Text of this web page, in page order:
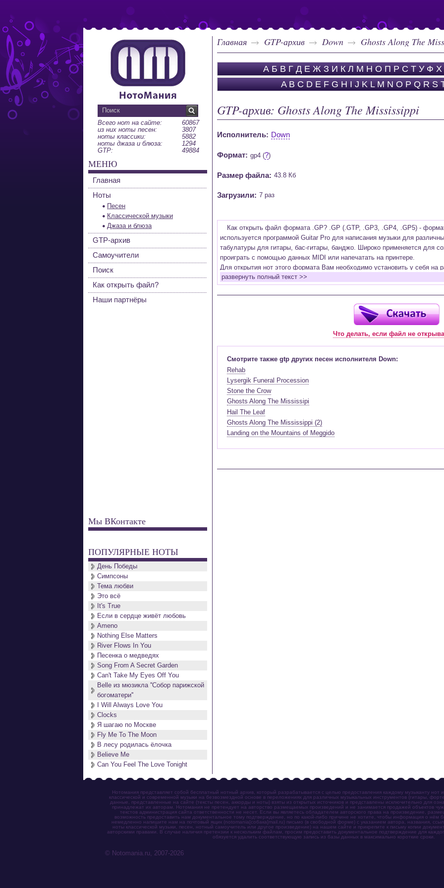
Главная GTP-архив Down Ghosts Along The
А Б В Г Д Е Ж З И К Л М Н О П Р С Т У Ф Х
A B C D E F G H I J K L M N O P Q R S
GTP-архив: Ghosts Along The Mississippi
Исполнитель: Down
Формат: gp4 (?)
Размер файла: 43.8 Кб
Загрузили: 7 раз
Как открыть файл формата .GP? .GP (.GTP, .GP3, .GP4, .GP5) -
используется программой Guitar Pro для написания музыки для
табулатуры для гитары, бас-гитары, банджо. Широко применяется для
проиграть с помощью данных MIDI или напечатать на принтере.
Для открытия нот этого формата Вам необходимо установить у себя на
(желательно, последней версии). Скачать её можно с официального
бесплатную версию на руском языке (Найти).
Запись музыкальных произведений для гитары, бас-гитары, банджо и
в виде табулатур или нотной графики (при создании табулатуры
Создание произведений для духовых, струнных, клавишных и других
Создание партий для барабанов и перкуссии;
Интеграция текста песен в ноты и привязка его к нотам дорожек с
Встроенный определитель и визуализатор аккордов для гитары;
Экспортирование музыкальных партитур в MIDI, ASCII, MusicXML, WAV,
к печати;
Импортирование из MIDI, ASCII,MusicXML, Power Tab (.ptb), TablEdit (.tef)
Виртуальный гитарный гриф, клавиатура фортепиано и панель ударных
ноты, проигрываемые в текущий момент. Удобное создание и
инструмента с их помощью;
развернуть полный текст >>
Что делать, если файл не
Смотрите также gtp других песен исполнителя Down:
Rehab
Lysergik Funeral Procession
Stone the Crow
Ghosts Along The Mississipi
Hail The Leaf
Ghosts Along The Mississippi (2)
Landing on the Mountains of Meggido
Всего нот на сайте:
60867
из них ноты песен:
3807
ноты классики:
5882
ноты джаза и блюза:
1294
GTP:
49884
МЕНЮ
Главная
Ноты
Песен
Классической музыки
Джаза и блюза
GTP-архив
Самоучители
Поиск
Как открыть файл?
Наши партнёры
Мы ВКонтакте
ПОПУЛЯРНЫЕ НОТЫ
День Победы
Симпсоны
Тема любви
Это всё
It's True
Если в сердце живёт любовь
Ameno
Nothing Else Matters
River Flows In You
Песенка о медведях
Song From A Secret Garden
Can't Take My Eyes Off You
Belle из мюзикла ''Собор парижской
богоматери''
I Will Always Love You
Clocks
Я шагаю по Москве
Fly Me To The Moon
В лесу родилась ёлочка
Believe Me
Can You Feel The Love Tonight
Нотомания представляет собой бесплатный нотный архив, который разрабатывается с целью предоставления каждому музыканту нот
классической и современной музыки на безвозмездной основе в переложениях для различных музыкальных инструментов (гитары,
данные, представленные на сайте (тексты песен, аккорды и ноты) взяты из открытых источников и представлены исключительно для
принадлежат их авторам. Нотомания не претендует на авторство размещаемых произведений и не занимается продажей объектов
текстов администрация сайта ответственности не несет. Если вы являетесь обладателем авторского права на произведение,
возможность предоставить нам документальное тому подтверждение, но по какой-либо причине не хотите, чтобы информация о нём
немедленно напишите нам на почтовый ящик (notomania[собака]mail.ru) письмо (в свободной форме) с указанием автора, названия,
ноты классической музыки, песен, нотный самоучитель или другое произведение) на нашем сайте и прикрепите к письму копии
авторскими правами. В случае наличия претензии к нескольким файлам, просим предоставить документальное подтверждение для
обязуется удалить соответствующую запись из базы данных в максимально короткие сроки.
© Notomania.ru, 2007-2026